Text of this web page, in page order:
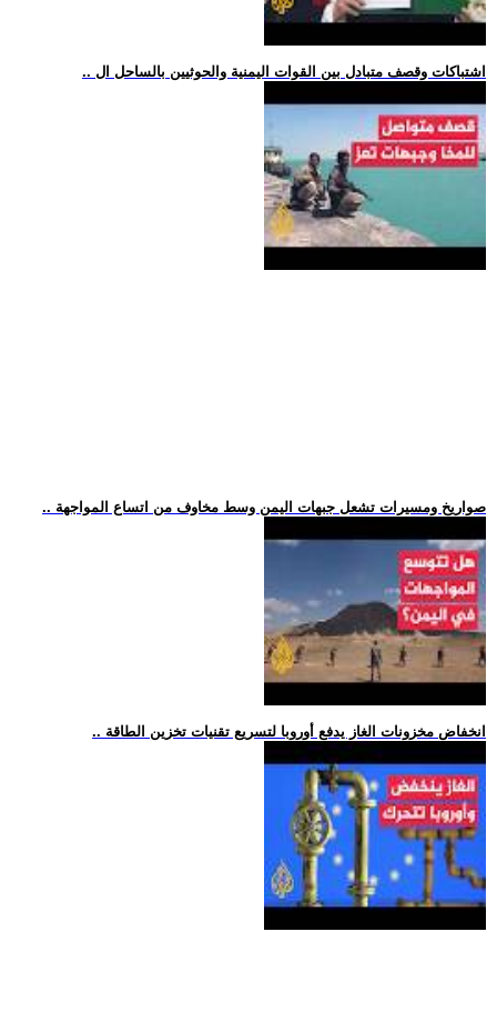
.. اشتباكات وقصف متبادل بين القوات اليمنية والحوثيين بالساحل ال
.. صواريخ ومسيرات تشعل جبهات اليمن وسط مخاوف من اتساع المواجهة
.. انخفاض مخزونات الغاز يدفع أوروبا لتسريع تقنيات تخزين الطاقة